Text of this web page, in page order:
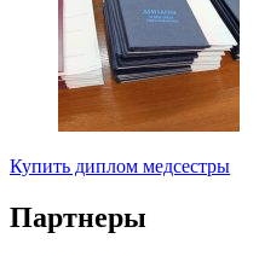
Купить диплом медсестры
Партнеры